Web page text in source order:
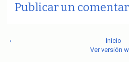
Publicar un
‹
Inicio
Ver versión